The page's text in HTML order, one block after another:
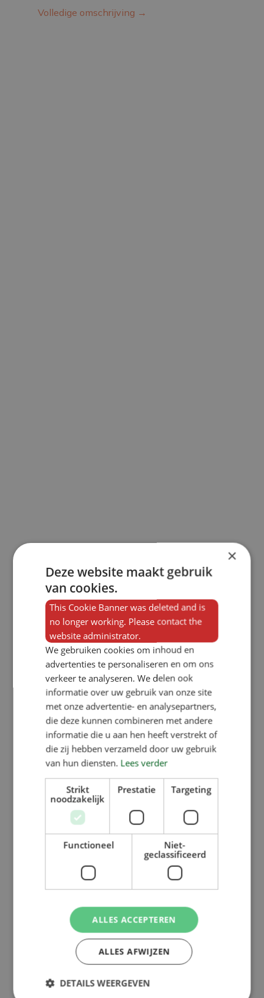
Volledige omschrijving →
×
Deze website maakt gebruik
van cookies.
This Cookie Banner was deleted and is
no longer working. Please contact the
website administrator.
We gebruiken cookies om inhoud en
advertenties te personaliseren en om ons
verkeer te analyseren. We delen ook
informatie over uw gebruik van onze site
met onze advertentie- en analysepartners,
die deze kunnen combineren met andere
informatie die u aan hen heeft verstrekt of
die zij hebben verzameld door uw gebruik
van hun diensten. Lees verder
Strikt
noodzakelijk
Prestatie Targeting
Functioneel
Niet-
geclassificeerd
ALLES ACCEPTEREN
ALLES AFWIJZEN
DETAILS WEERGEVEN